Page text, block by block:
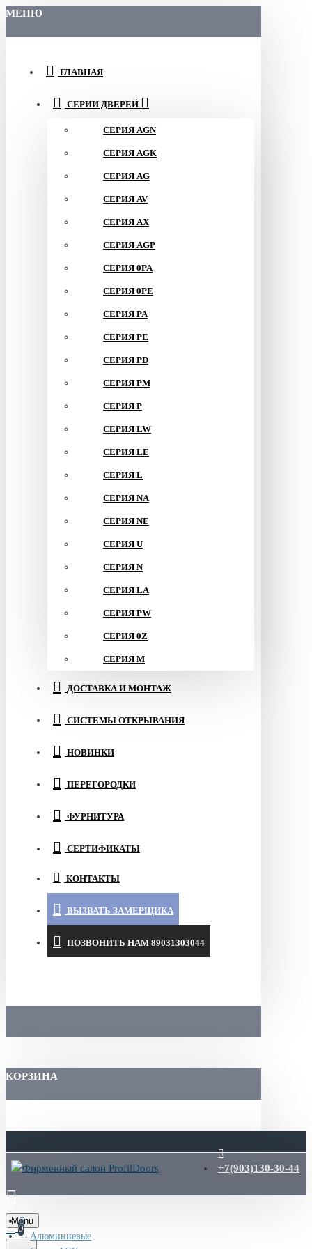
МЕНЮ
ГЛАВНАЯ
СЕРИИ ДВЕРЕЙ
СЕРИЯ AGN
СЕРИЯ AGK
СЕРИЯ AG
СЕРИЯ AV
СЕРИЯ AX
СЕРИЯ AGP
СЕРИЯ 0PA
СЕРИЯ 0PE
СЕРИЯ PA
СЕРИЯ PE
СЕРИЯ PD
СЕРИЯ PM
СЕРИЯ P
СЕРИЯ LW
СЕРИЯ LE
СЕРИЯ L
СЕРИЯ NA
СЕРИЯ NE
СЕРИЯ U
СЕРИЯ N
СЕРИЯ LA
СЕРИЯ PW
СЕРИЯ 0Z
СЕРИЯ M
ДОСТАВКА И МОНТАЖ
СИСТЕМЫ ОТКРЫВАНИЯ
НОВИНКИ
ПЕРЕГОРОДКИ
ФУРНИТУРА
СЕРТИФИКАТЫ
КОНТАКТЫ
ВЫЗВАТЬ ЗАМЕРЩИКА
ПОЗВОНИТЬ НАМ 89031303044
КОРЗИНА
+7(903)130-30-44
Menu
0
Алюминиевые